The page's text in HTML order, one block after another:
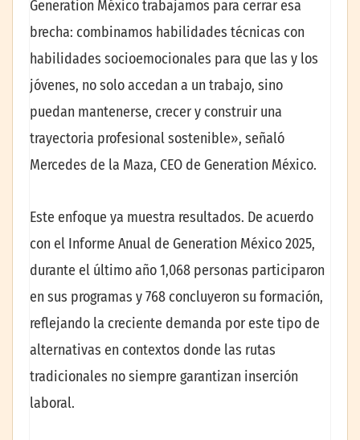
Generation México trabajamos para cerrar esa
brecha: combinamos habilidades técnicas con
habilidades socioemocionales para que las y los
jóvenes, no solo accedan a un trabajo, sino
puedan mantenerse, crecer y construir una
trayectoria profesional sostenible», señaló
Mercedes de la Maza, CEO de Generation México.
Este enfoque ya muestra resultados. De acuerdo
con el Informe Anual de Generation México 2025,
durante el último año 1,068 personas participaron
en sus programas y 768 concluyeron su formación,
reflejando la creciente demanda por este tipo de
alternativas en contextos donde las rutas
tradicionales no siempre garantizan inserción
laboral.